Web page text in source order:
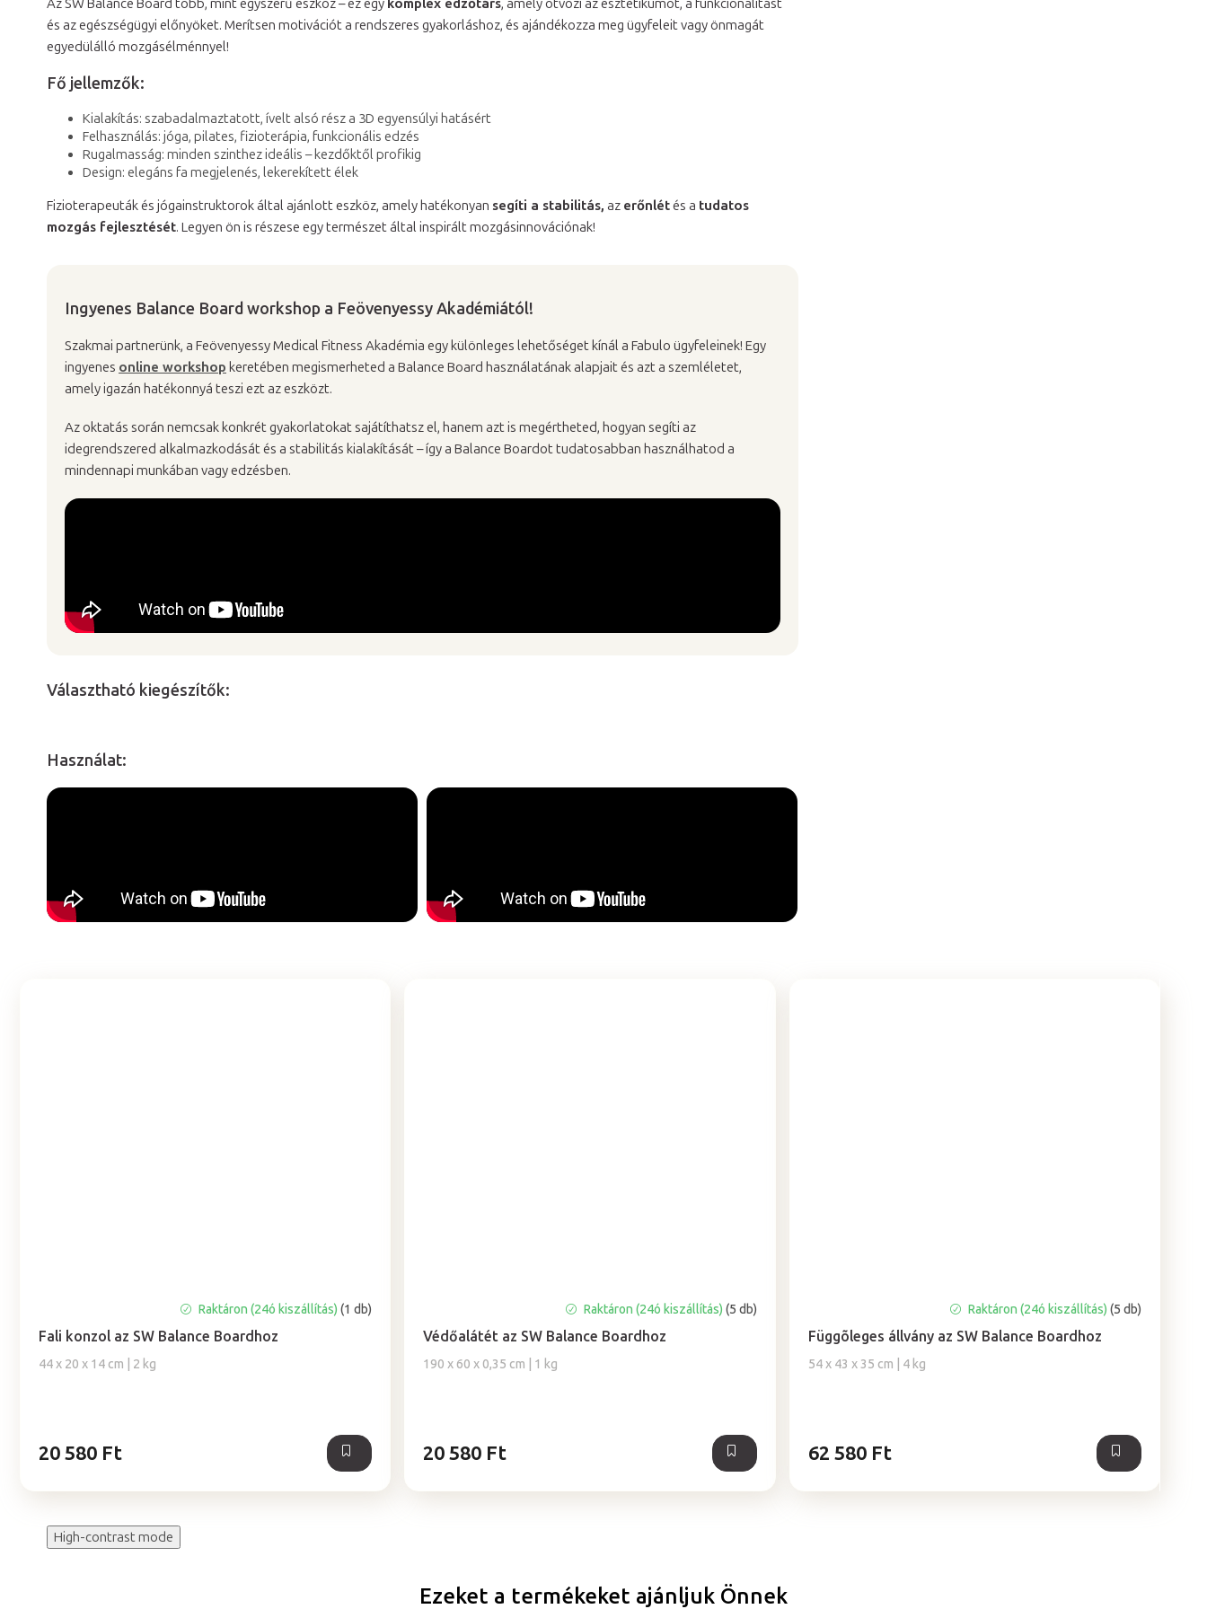
Fali konzol az SW Balance Boardhoz
44 x 20 x 14 cm | 2 kg
Raktáron (24ó kiszállítás)(1 db)
20 580 Ft
Védőalátét az SW Balance Boardhoz
190 x 60 x 0,35 cm | 1 kg
Raktáron (24ó kiszállítás) (5 db)
20 580 Ft
Függõleges állvány az SW Balance Boardhoz
54 x 43 x 35 cm | 4 kg
Raktáron (24ó kiszállítás) (5 db)
62 580 Ft
és az egészségügyi előnyöket. Merítsen motivációt a rendszeres gyakorláshoz, és ajándékozza meg ügyfeleit vagy önmagát
egyedülálló mozgásélménnyel!
Fő jellemzők:
Kialakítás: szabadalmaztatott, ívelt alsó rész a 3D egyensúlyi hatásért
Felhasználás: jóga, pilates, fizioterápia, funkcionális edzés
Rugalmasság: minden szinthez ideális – kezdőktől profikig
Design: elegáns fa megjelenés, lekerekített élek
Fizioterapeuták és jógainstruktorok által ajánlott eszköz, amely hatékonyan segíti a stabilitás, az erőnlétés a tudatos
mozgás fejlesztését. Legyen ön is részese egy természet által inspirált mozgásinnovációnak!
Ingyenes Balance Board workshop a Feövenyessy Akadémiától!
Szakmai partnerünk, a Feövenyessy Medical Fitness Akadémia egy különleges lehetőséget kínál a Fabulo ügyfeleinek! Egy
ingyenes online workshop keretében megismerheted a Balance Board használatának alapjait és azt a szemléletet,
amely igazán hatékonnyá teszi ezt az eszközt.
Az oktatás során nemcsak konkrét gyakorlatokat sajátíthatsz el, hanem azt is megértheted, hogyan segíti az
idegrendszered alkalmazkodását és a stabilitás kialakítását – így a Balance Boardot tudatosabban használhatod a
mindennapi munkában vagy edzésben.
Választható kiegészítők:
Használat:
High-contrast mode
Ezeket a termékeket ajánljuk Önnek